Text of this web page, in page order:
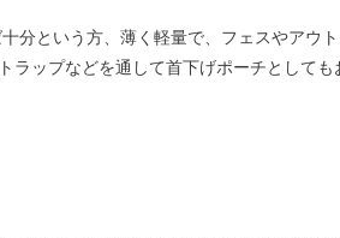
分という方、薄く軽量で、フェスやアウ
ップなどを通して首下げポーチとしても